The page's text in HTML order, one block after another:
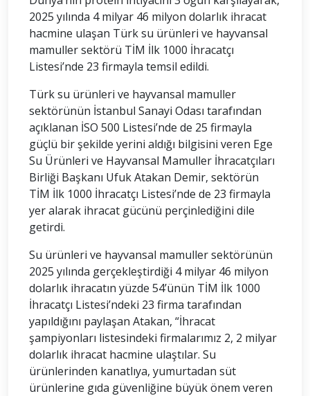
2025 yılında 4 milyar 46 milyon dolarlık ihracat
hacmine ulaşan Türk su ürünleri ve hayvansal
mamuller sektörü TİM İlk 1000 İhracatçı
Listesi’nde 23 firmayla temsil edildi.
Türk su ürünleri ve hayvansal mamuller
sektörünün İstanbul Sanayi Odası tarafından
açıklanan İSO 500 Listesi’nde de 25 firmayla
güçlü bir şekilde yerini aldığı bilgisini veren Ege
Su Ürünleri ve Hayvansal Mamuller İhracatçıları
Birliği Başkanı Ufuk Atakan Demir, sektörün
TİM İlk 1000 İhracatçı Listesi’nde de 23 firmayla
yer alarak ihracat gücünü perçinlediğini dile
getirdi.
Su ürünleri ve hayvansal mamuller sektörünün
2025 yılında gerçekleştirdiği 4 milyar 46 milyon
dolarlık ihracatın yüzde 54’ünün TİM İlk 1000
İhracatçı Listesi’ndeki 23 firma tarafından
yapıldığını paylaşan Atakan, “İhracat
şampiyonları listesindeki firmalarımız 2, 2 milyar
dolarlık ihracat hacmine ulaştılar. Su
ürünlerinden kanatlıya, yumurtadan süt
ürünlerine gıda güvenliğine büyük önem veren